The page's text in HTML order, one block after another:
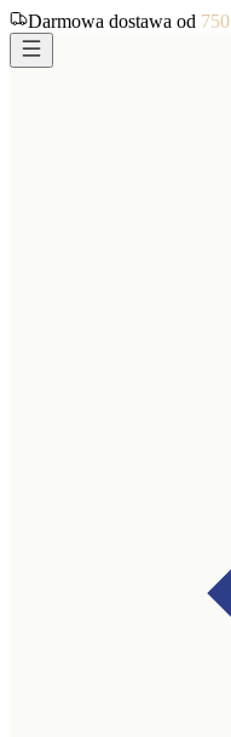
Darmowa dostawa od 750